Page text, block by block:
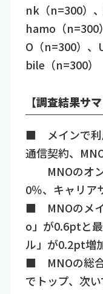
nk（n=300）
hamo（n=300
O（n=300）
bile（n=300）
【調査結果サマ
■ メインで利
通信契約、
MNOのオン
0％、キャリア
■ MNOのメイ
o」が0.6ptと
ル」が0.2pt増
■ MNOの総
でトップ、次